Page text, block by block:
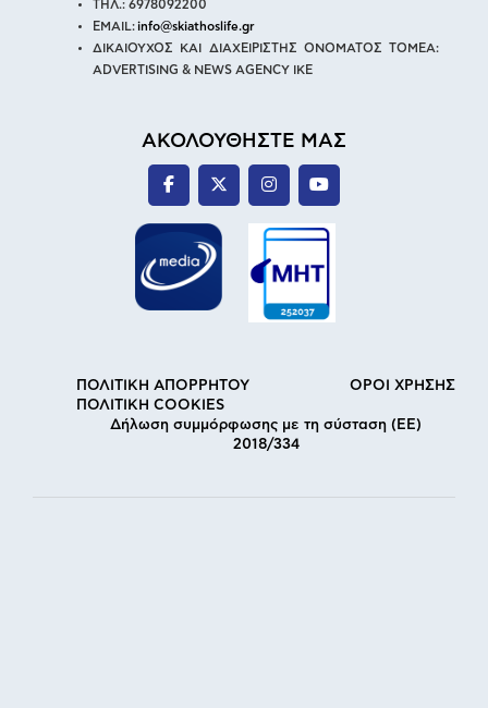
ΤΗΛ.: 6978092200
EMAIL:info@skiathoslife.gr
ΔΙΚΑΙΟΥΧΟΣ ΚΑΙ ΔΙΑΧΕΙΡΙΣΤΗΣ ΟΝΟΜΑΤΟΣ ΤΟΜΕΑ:
ADVERTISING & NEWS AGENCY IKE
ΑΚΟΛΟΥΘΗΣΤΕ ΜΑΣ
ΠΟΛΙΤΙΚΗ ΑΠΟΡΡΗΤΟΥ
ΟΡΟΙ ΧΡΗΣΗΣ
ΠΟΛΙΤΙΚΗ COOKIES
Δήλωση συμμόρφωσης με τη σύσταση (ΕΕ)
2018/334